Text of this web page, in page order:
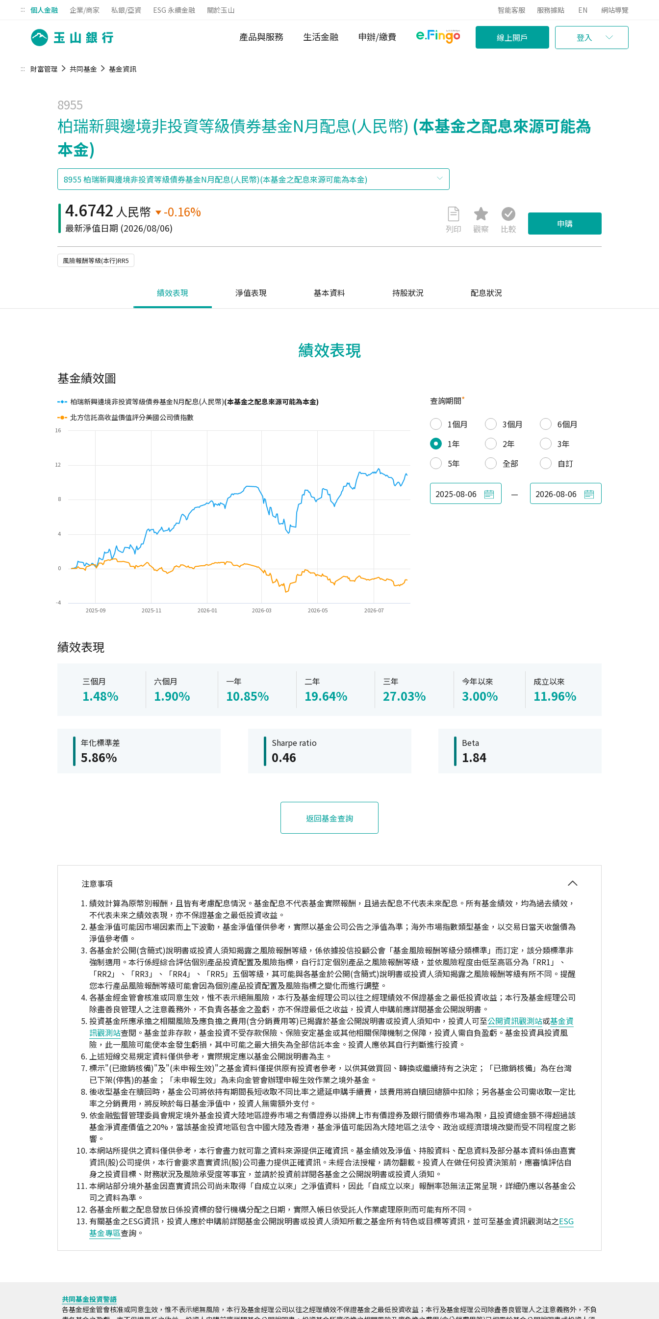
::: 個人金融 企業/商家 私銀/亞資 ESG 永續金融 關於玉山 智能客服 服務據點 EN 網站導覽
產品與服務 生活金融 申辦/繳費 線上開戶 登入
財富管理 共同基金 基金資訊
:::
8955
柏瑞新興邊境非投資等級債券基金N月配息(人民幣) (本基金之配息來源可能為
本金)
4.6742 人民幣 -0.16%
最新淨值日期 (2026/08/06) 列印 觀察 比較 申購
風險報酬等級(本行)RR5
績效表現 淨值表現 基本資料 持股狀況 配息狀況
績效表現
基金績效圖
柏瑞新興邊境非投資等級債券基金N月配息(人民幣)(本基金之配息來源可能為本金)
北方信託高收益價值評分美國公司債指數
2025-09 2025-11 2026-01 2026-03 2026-05 2026-07
-4
0
4
8
12
16
查詢期間*
1個月 3個月
6個月
1年
2年
3年
5年
全部 自訂
—
績效表現
三個月
1.48%
六個月
1.90%
一年
10.85%
二年
19.64%
三年
27.03%
今年以來
3.00%
成立以來
11.96%
年化標準差
5.86%
Sharpe ratio
0.46
Beta
1.84
返回基金查詢
注意事項
績效計算為原幣別報酬，且皆有考慮配息情況。基金配息不代表基金實際報酬，且過去配息不代表未來配息。所有基金績效，均為過去績效，
不代表未來之績效表現，亦不保證基金之最低投資收益。
基金淨值可能因市場因素而上下波動，基金淨值僅供參考，實際以基金公司公告之淨值為準；海外市場指數類型基金，以交易日當天收盤價為
淨值參考價。
各基金於公開(含簡式)說明書或投資人須知揭露之風險報酬等級，係依據投信投顧公會「基金風險報酬等級分類標準」而訂定，該分類標準非
強制適用。本行係經綜合評估個別產品投資配置及風險指標，自行訂定個別產品之風險報酬等級，並依風險程度由低至高區分為「RR1」、
「RR2」、「RR3」、「RR4」、「RR5」五個等級，其可能與各基金於公開(含簡式)說明書或投資人須知揭露之風險報酬等級有所不同。提醒
您本行產品風險報酬等級可能會因為個別產品投資配置及風險指標之變化而進行調整。
各基金經金管會核准或同意生效，惟不表示絕無風險，本行及基金經理公司以往之經理績效不保證基金之最低投資收益；本行及基金經理公司
除盡善良管理人之注意義務外，不負責各基金之盈虧，亦不保證最低之收益，投資人申購前應詳閱基金公開說明書。
投資基金所應承擔之相關風險及應負擔之費用(含分銷費用等)已揭露於基金公開說明書或投資人須知中，投資人可至公開資訊觀測站或基金資
訊觀測站查閱。基金並非存款，基金投資不受存款保險、保險安定基金或其他相關保障機制之保障，投資人需自負盈虧。基金投資具投資風
險，此一風險可能使本金發生虧損，其中可能之最大損失為全部信託本金。投資人應依其自行判斷進行投資。
上述短線交易規定資料僅供參考，實際規定應以基金公開說明書為主。
標示"(已撤銷核備)"及"(未申報生效)"之基金資料僅提供原有投資者參考，以供其做買回、轉換或繼續持有之決定；「已撤銷核備」為在台灣
已下架(停售)的基金；「未申報生效」為未向金管會辦理申報生效作業之境外基金。
後收型基金在贖回時，基金公司將依持有期間長短收取不同比率之遞延申購手續費，該費用將自贖回總額中扣除；另各基金公司需收取一定比
率之分銷費用，將反映於每日基金淨值中，投資人無需額外支付。
依金融監督管理委員會規定境外基金投資大陸地區證券市場之有價證券以掛牌上市有價證券及銀行間債券市場為限，且投資總金額不得超過該
基金淨資產價值之20%，當該基金投資地區包含中國大陸及香港，基金淨值可能因為大陸地區之法令、政治或經濟環境改變而受不同程度之影
響。
本網站所提供之資料僅供參考，本行會盡力就可靠之資料來源提供正確資訊。基金績效及淨值、持股資料、配息資料及部分基本資料係由嘉實
資訊(股)公司提供，本行會要求嘉實資訊(股)公司盡力提供正確資訊。未經合法授權，請勿翻載。投資人在做任何投資決策前，應審慎評估自
身之投資目標、財務狀況及風險承受度等事宜，並請於投資前詳閱各基金之公開說明書或投資人須知。
本網站部分境外基金因嘉實資訊公司尚未取得「自成立以來」之淨值資料，因此「自成立以來」報酬率恐無法正常呈現，詳細仍應以各基金公
司之資料為準。
各基金所載之配息發放日係投資標的發行機構分配之日期，實際入帳日依受託人作業處理原則而可能有所不同。
有關基金之ESG資訊，投資人應於申購前詳閱基金公開說明書或投資人須知所載之基金所有特色或目標等資訊，並可至基金資訊觀測站之ESG
基金專區查詢。
共同基金投資警語
各基金經金管會核准或同意生效，惟不表示絕無風險，本行及基金經理公司以往之經理績效不保證基金之最低投資收益；本行及基金經理公司除盡善良管理人之注意義務外，不負